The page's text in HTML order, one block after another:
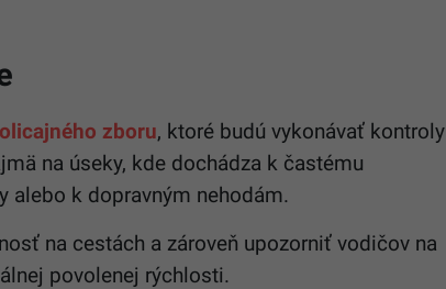
zboru, ktoré budú vykonávať kontroly
na úseky, kde dochádza k častému
alebo k dopravným nehodám.
na cestách a zároveň upozorniť vodičov na
povolenej rýchlosti.